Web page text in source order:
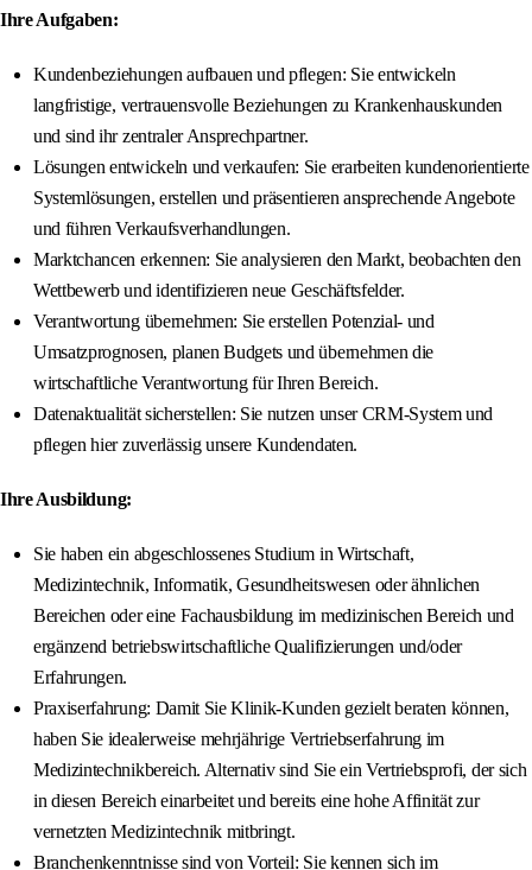
Ihre Aufgaben:
Kundenbeziehungen aufbauen und pflegen: Sie entwickeln
langfristige, vertrauensvolle Beziehungen zu Krankenhauskunden
und sind ihr zentraler Ansprechpartner.
Lösungen entwickeln und verkaufen: Sie erarbeiten kundenorientierte
Systemlösungen, erstellen und präsentieren ansprechende Angebote
und führen Verkaufsverhandlungen.
Marktchancen erkennen: Sie analysieren den Markt, beobachten den
Wettbewerb und identifizieren neue Geschäftsfelder.
Verantwortung übernehmen: Sie erstellen Potenzial- und
Umsatzprognosen, planen Budgets und übernehmen die
wirtschaftliche Verantwortung für Ihren Bereich.
Datenaktualität sicherstellen: Sie nutzen unser CRM-System und
pflegen hier zuverlässig unsere Kundendaten.
Ihre Ausbildung:
Sie haben ein abgeschlossenes Studium in Wirtschaft,
Medizintechnik, Informatik, Gesundheitswesen oder ähnlichen
Bereichen oder eine Fachausbildung im medizinischen Bereich und
ergänzend betriebswirtschaftliche Qualifizierungen und/oder
Erfahrungen.
Praxiserfahrung: Damit Sie Klinik-Kunden gezielt beraten können,
haben Sie idealerweise mehrjährige Vertriebserfahrung im
Medizintechnikbereich. Alternativ sind Sie ein Vertriebsprofi, der sich
in diesen Bereich einarbeitet und bereits eine hohe Affinität zur
vernetzten Medizintechnik mitbringt.
Branchenkenntnisse sind von Vorteil: Sie kennen sich im